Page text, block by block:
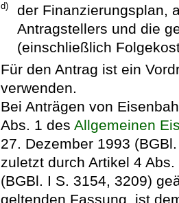
d)
der Finanzierungsplan,
Antragstellers und die
(einschließlich
Für den Antrag ist ein
verwenden.
Bei Anträgen von
Abs. 1 des Allgemeinen
27. Dezember 1993
zuletzt durch Artikel 4
(BGBl. I S. 3154, 3209)
geltenden Fassung, ist